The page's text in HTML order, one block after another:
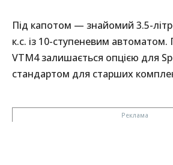
Під капотом — знайомий 3.5-
к.с. із 10-ступеневим
VTM4 залишається опцією для
стандартом для старших